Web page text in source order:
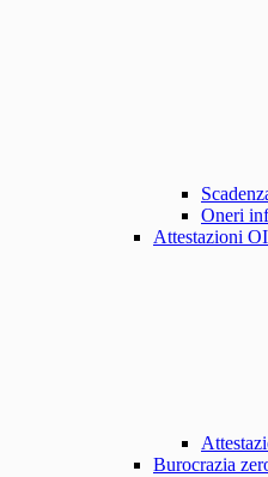
Oneri
Attestazioni
Burocrazia